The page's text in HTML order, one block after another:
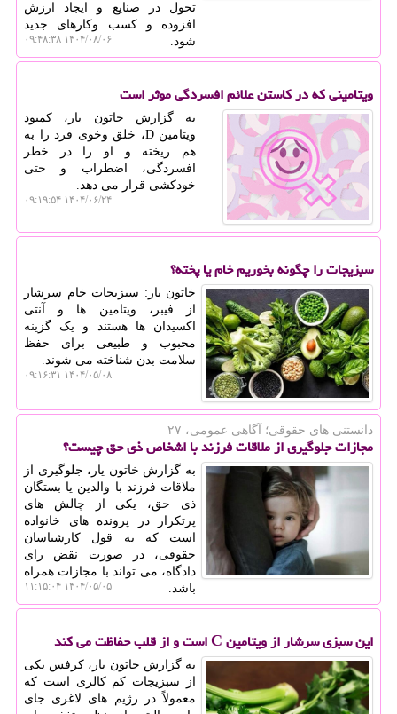
تحول در صنایع و ایجاد ارزش
افزوده و کسب وکارهای جدید
شود.
۱۴۰۴/۰۸/۰۶ ۰۹:۴۸:۳۸
ویتامینی که در کاستن علائم افسردگی موثر است
به گزارش خاتون یار، کمبود
ویتامین D، خلق وخوی فرد را به
هم ریخته و او را در خطر
افسردگی، اضطراب و حتی
خودکشی قرار می دهد.
۱۴۰۴/۰۶/۲۴ ۰۹:۱۹:۵۴
سبزیجات را چگونه بخوریم خام یا پخته؟
خاتون یار: سبزیجات خام سرشار
از فیبر، ویتامین ها و آنتی
اکسیدان ها هستند و یک گزینه
محبوب و طبیعی برای حفظ
سلامت بدن شناخته می شوند.
۱۴۰۴/۰۵/۰۸ ۰۹:۱۶:۳۱
دانستنی های حقوقی؛ آگاهی عمومی، ۲۷
مجازات جلوگیری از ملاقات فرزند با اشخاص ذی حق چیست؟
به گزارش خاتون یار، جلوگیری از
ملاقات فرزند با والدین یا بستگان
ذی حق، یکی از چالش های
پرتکرار در پرونده های خانواده
است که به قول کارشناسان
حقوقی، در صورت نقض رای
دادگاه، می تواند با مجازات همراه
باشد.
۱۴۰۴/۰۵/۰۵ ۱۱:۱۵:۰۴
این سبزی سرشار از ویتامین C است و از قلب حفاظت می کند
به گزارش خاتون یار، کرفس یکی
از سبزیجات کم کالری است که
معمولاً در رژیم های لاغری جای